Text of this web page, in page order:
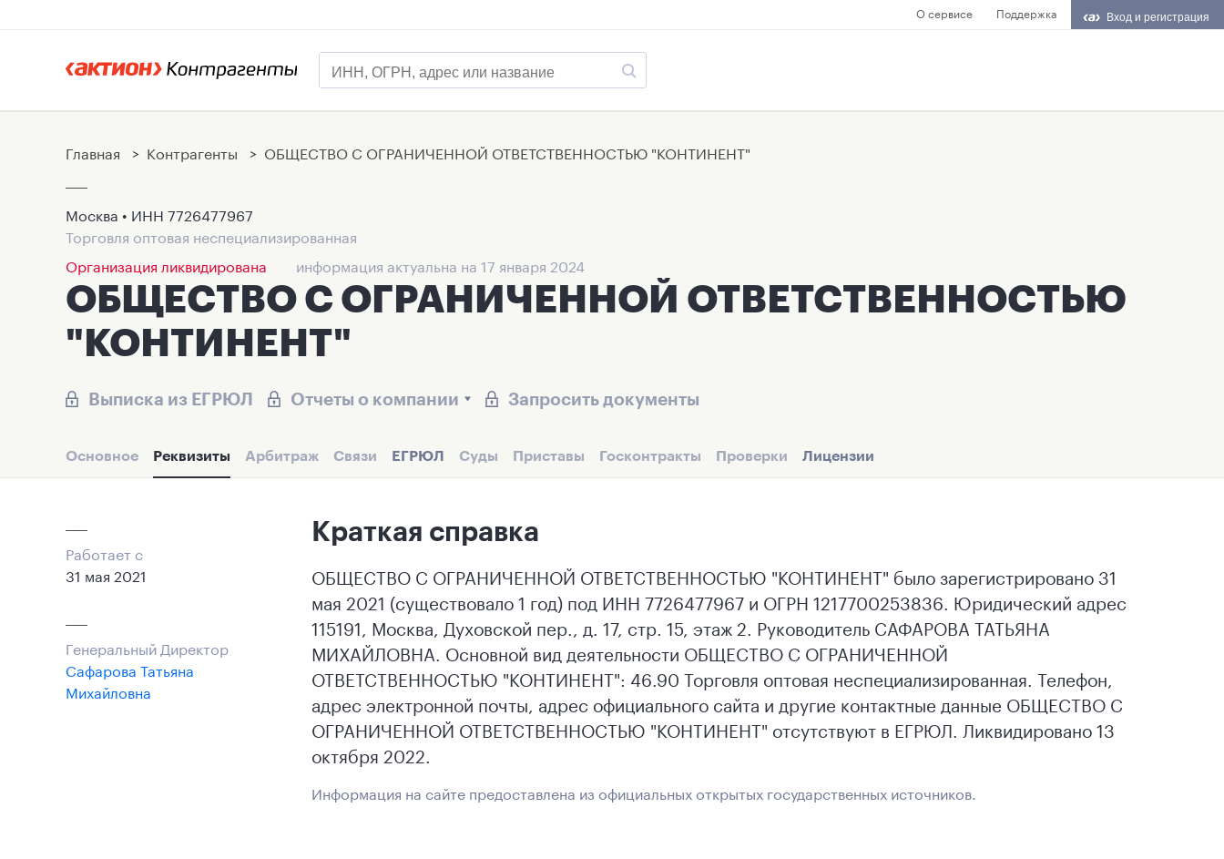
О сервисе Поддержка Вход и регистрация
Главная > Контрагенты > ОБЩЕСТВО С ОГРАНИЧЕННОЙ ОТВЕТСТВЕННОСТЬЮ "КОНТИНЕНТ"
Москва • ИНН 7726477967
Торговля оптовая неспециализированная
Организация ликвидирована
информация актуальна на 17 января 2024
ОБЩЕСТВО С ОГРАНИЧЕННОЙ ОТВЕТСТВЕННОСТЬЮ
"КОНТИНЕНТ"
Выписка из ЕГРЮЛ Отчеты о компании Запросить документы
Основное Реквизиты Арбитраж Связи ЕГРЮЛ Суды Приставы Госконтракты Проверки Лицензии
Работает с
31 мая 2021
Генеральный Директор
Сафарова Татьяна
Михайловна
Краткая справка
ОБЩЕСТВО С ОГРАНИЧЕННОЙ ОТВЕТСТВЕННОСТЬЮ "КОНТИНЕНТ" было зарегистрировано 31
мая 2021 (существовало 1 год) под ИНН 7726477967 и ОГРН 1217700253836. Юридический адрес
115191, Москва, Духовской пер., д. 17, стр. 15, этаж 2. Руководитель САФАРОВА ТАТЬЯНА
МИХАЙЛОВНА. Основной вид деятельности ОБЩЕСТВО С ОГРАНИЧЕННОЙ
ОТВЕТСТВЕННОСТЬЮ "КОНТИНЕНТ": 46.90 Торговля оптовая неспециализированная. Телефон,
адрес электронной почты, адрес официального сайта и другие контактные данные ОБЩЕСТВО С
ОГРАНИЧЕННОЙ ОТВЕТСТВЕННОСТЬЮ "КОНТИНЕНТ" отсутствуют в ЕГРЮЛ. Ликвидировано 13
октября 2022.
Информация на сайте предоставлена из официальных открытых государственных источников.